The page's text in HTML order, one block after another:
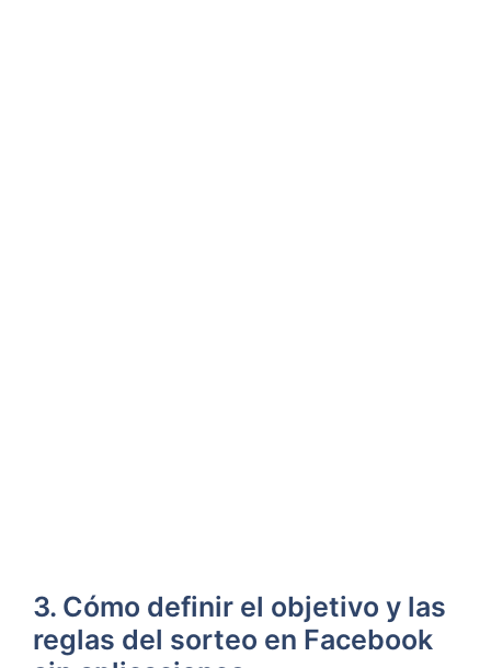
3. Cómo definir el objetivo y las
reglas del sorteo en Facebook